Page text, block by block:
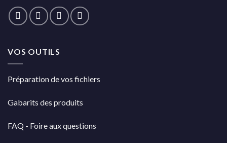
VOS OUTILS
Préparation de vos fichiers
Gabarits des produits
FAQ - Foire aux questions